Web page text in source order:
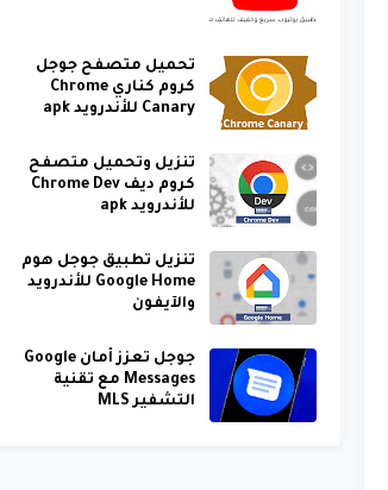
تحميل متصفح جوجل
كروم كناري Chrome
Canary للأندرويد apk
تنزيل وتحميل متصفح
كروم ديف Chrome Dev
للأندرويد apk
تنزيل تطبيق جوجل هوم
Google Home للأندرويد
والآيفون
جوجل تعزز أمان Google
Messages مع تقنية
التشفير MLS